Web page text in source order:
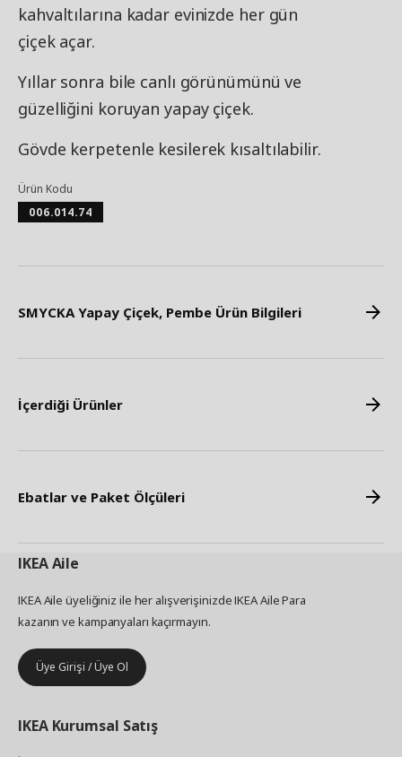
kahvaltılarına kadar evinizde her gün
çiçek açar.
Yıllar sonra bile canlı görünümünü ve
güzelliğini koruyan yapay çiçek.
Gövde kerpetenle kesilerek kısaltılabilir.
Ürün Kodu
006.014.74
SMYCKA Yapay Çiçek, Pembe Ürün Bilgileri
İçerdiği Ürünler
Ebatlar ve Paket Ölçüleri
IKEAAile
IKEA Aile üyeliğiniz ile her alışverişinizde IKEA Aile Para
kazanın ve kampanyaları kaçırmayın.
Üye Girişi / Üye Ol
IKEA Kurumsal Satış